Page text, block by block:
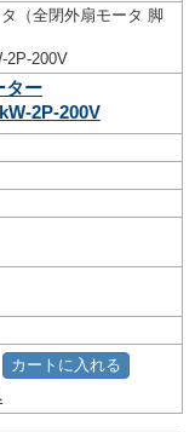
（全閉外扇モータ 脚
2P-200V
ター
2P-200V
カートに入れる